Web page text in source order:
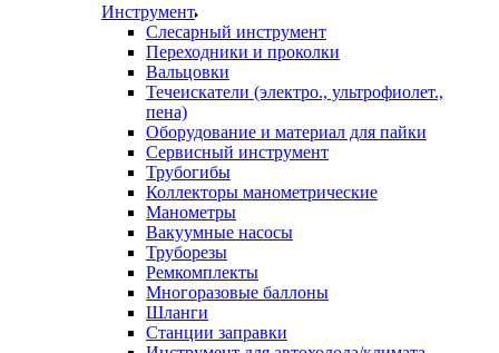
Инструмент
Слесарный инструмент
Переходники и проколки
Вальцовки
Течеискатели (электро., ультрофиолет.,
пена)
Оборудование и материал для пайки
Сервисный инструмент
Трубогибы
Коллекторы манометрические
Манометры
Вакуумные насосы
Труборезы
Ремкомплекты
Многоразовые баллоны
Шланги
Станции заправки